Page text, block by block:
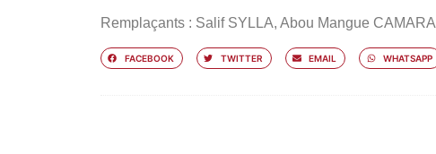
Remplaçants : Salif SYLLA, Abou Mangue CAMARA
FACEBOOK TWITTER EMAIL WHATSAPP